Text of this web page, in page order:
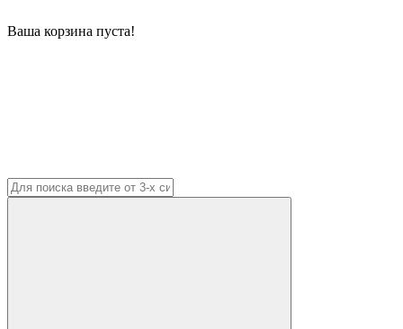
Ваша корзина пуста!